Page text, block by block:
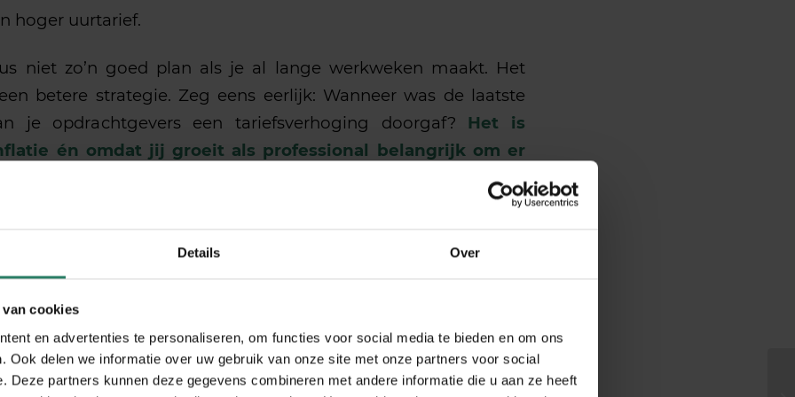
Details Over
van cookies
en advertenties te personaliseren, om functies voor social media te bieden en om ons
Ook delen we informatie over uw gebruik van onze site met onze partners voor social
Deze partners kunnen deze gegevens combineren met andere informatie die u aan ze heeft
hoger uurtarief.
niet zo’n goed plan als je al lange werkweken maakt. Het
betere strategie. Zeg eens eerlijk: Wanneer was de laatste
je opdrachtgevers een tariefsverhoging doorgaf? Het is
én omdat jij groeit als professional belangrijk om er
Het begin van het jaar is daar een
Maak er niet een te groot ding van. Breng de
mededeling. Zonder sorry’s of “Ik kom er helaas echt niet
werk uit